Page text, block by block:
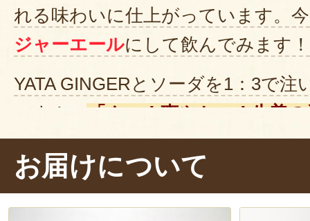
れる味わいに仕上がっています。
ジャーエールにして飲んでみます！
YATA GINGERとソーダを1：3で注
～す！」 「ん～！爽やか～！生姜
鼻に抜けてなんとも爽快です！甘
ゴクゴク飲めますよ～」。
お酒と合わせてシャンディーガフ
お届けについて